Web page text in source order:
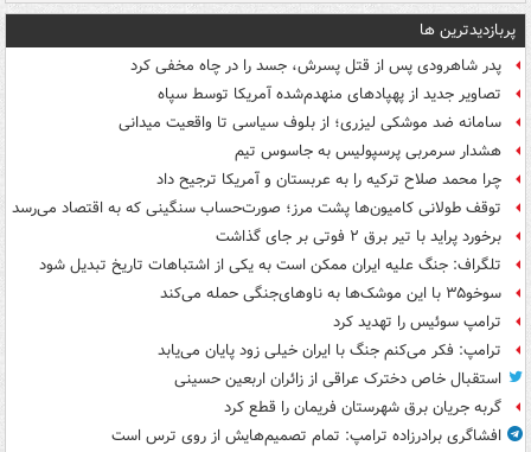
پربازدیدترین ها
پدر شاهرودی پس از قتل پسرش، جسد را در چاه مخفی کرد
تصاویر جدید از پهپادهای منهدم‌شده آمریکا توسط سپاه
سامانه ضد موشکی لیزری؛ از بلوف سیاسی تا واقعیت میدانی
هشدار سرمربی پرسپولیس به جاسوس تیم
چرا محمد صلاح ترکیه را به عربستان و آمریکا ترجیح داد
توقف طولانی کامیون‌ها پشت مرز؛ صورت‌حساب سنگینی که به اقتصاد می‌رسد
برخورد پراید با تیر برق ۲ فوتی بر جای گذاشت
تلگراف: جنگ علیه ایران ممکن است به یکی از اشتباهات تاریخ تبدیل شود
سوخو۳۵ با این موشک‌ها به ناوهای‌جنگی حمله می‌کند
ترامپ سوئیس را تهدید کرد
ترامپ: فکر می‌کنم جنگ با ایران خیلی زود پایان می‌یابد
استقبال خاص دخترک عراقی از زائران اربعین حسینی
گربه جریان برق شهرستان فریمان را قطع کرد
افشاگری برادرزاده ترامپ: تمام تصمیم‌هایش از روی ترس است